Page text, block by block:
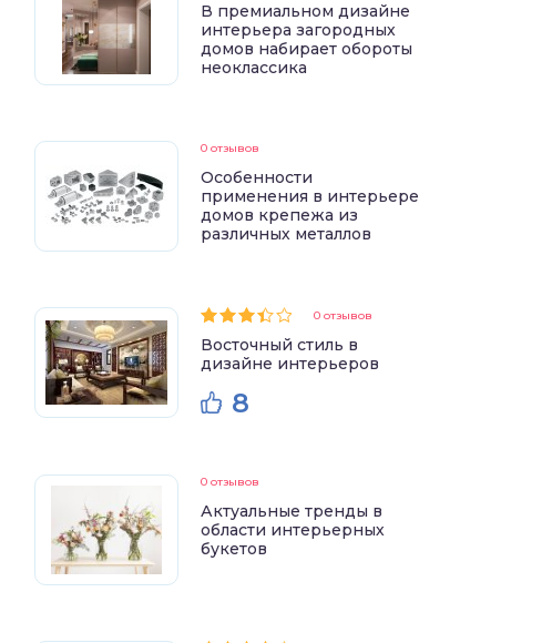
В премиальном дизайне
интерьера загородных
домов набирает обороты
неоклассика
0 отзывов
Особенности
применения в интерьере
домов крепежа из
различных металлов
0 отзывов
Восточный стиль в
дизайне интерьеров
8
0 отзывов
Актуальные тренды в
области интерьерных
букетов